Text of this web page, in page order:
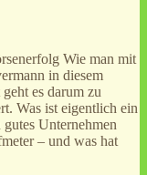
Wie man mit
in diesem
es darum zu
Was ist eigentlich ein
Unternehmen
– und was hat